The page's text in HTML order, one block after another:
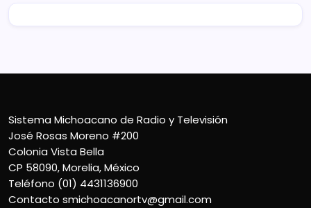
Sistema Michoacano de Radio y Televisión
José Rosas Moreno #200
Colonia Vista Bella
CP 58090, Morelia, México
Teléfono (01) 4431136900
Contacto smichoacanortv@gmail.com